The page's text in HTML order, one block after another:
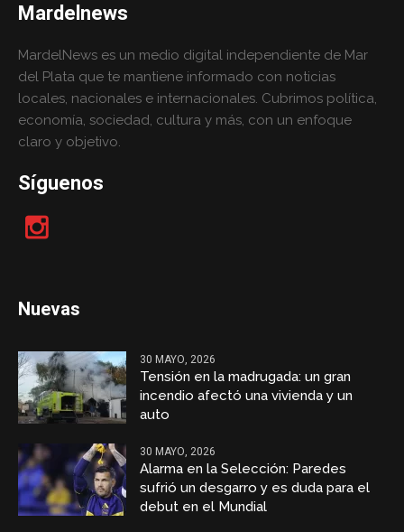
Mardelnews
MardelNews es un medio digital independiente de Mar
del Plata que te mantiene informado con noticias
locales, nacionales e internacionales. Cubrimos política,
economía, sociedad, cultura y más, con un enfoque
claro y objetivo.
Síguenos
Nuevas
30 MAYO, 2026
Tensión en la madrugada: un gran
incendio afectó una vivienda y un
auto
30 MAYO, 2026
Alarma en la Selección: Paredes
sufrió un desgarro y es duda para el
debut en el Mundial